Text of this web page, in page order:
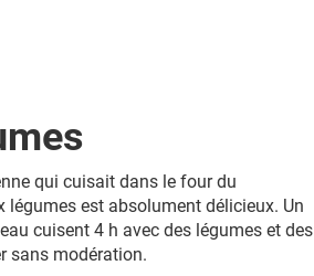
qui cuisait dans le four du
légumes est absolument délicieux. Un
cuisent 4 h avec des légumes et des
sans modération.